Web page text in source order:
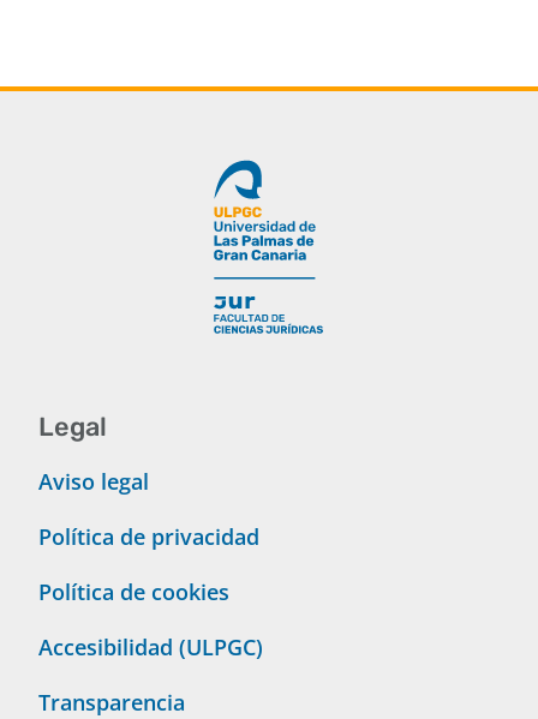
Legal
Aviso legal
Política de privacidad
Política de cookies
Accesibilidad (ULPGC)
Transparencia